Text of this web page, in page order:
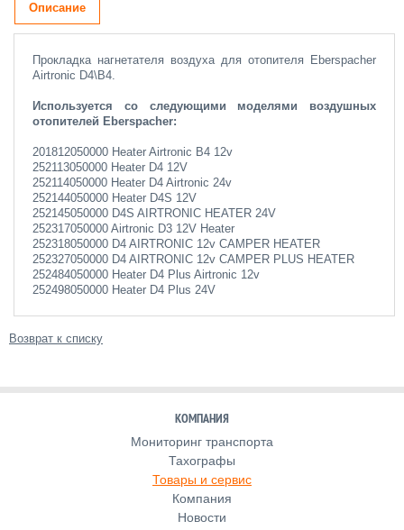
Описание
Прокладка нагнетателя воздуха для отопителя Еberspacher
Airtronic D4\B4.
Используется со следующими моделями воздушных
отопителей Eberspacher:
201812050000 Heater Airtronic B4 12v
252113050000 Heater D4 12V
252114050000 Heater D4 Airtronic 24v
252144050000 Heater D4S 12V
252145050000 D4S AIRTRONIC HEATER 24V
252317050000 Airtronic D3 12V Heater
252318050000 D4 AIRTRONIC 12v CAMPER HEATER
252327050000 D4 AIRTRONIC 12v CAMPER PLUS HEATER
252484050000 Heater D4 Plus Airtronic 12v
252498050000 Heater D4 Plus 24V
Возврат к списку
КОМПАНИЯ
Мониторинг транспорта
Тахографы
Товары и сервис
Компания
Новости